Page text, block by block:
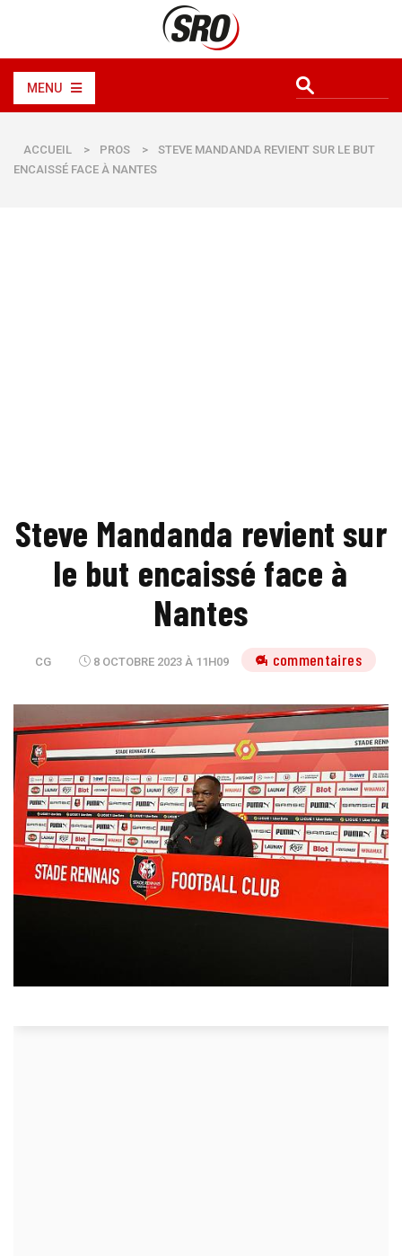
MENU
ACCUEIL > PROS >
STEVE MANDANDA REVIENT SUR LE BUT
ENCAISSÉ FACE À NANTES
Steve Mandanda revient sur
le but encaissé face à
Nantes
CG 8 OCTOBRE 2023 À 11H09 4 commentaires